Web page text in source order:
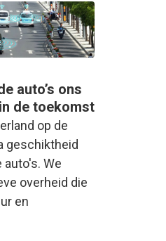
auto’s ons
de toekomst
op de
geschiktheid
auto's. We
overheid die
en